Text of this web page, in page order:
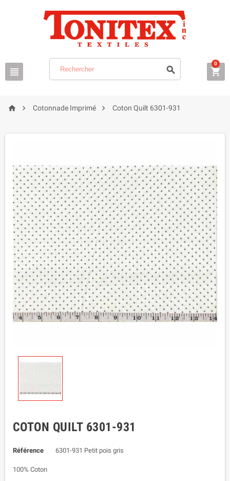
  
0
  Cotonnade Imprimé  Coton Quilt 6301-931
COTON QUILT 6301-931
Référence 6301-931 Petit pois gris
100% Coton